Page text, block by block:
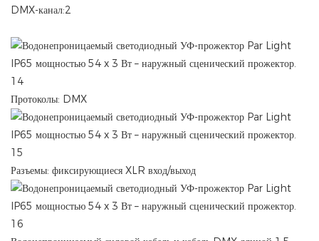
DMX-канал:2
Протоколы: DMX
Разъемы: фиксирующиеся XLR вход/выход